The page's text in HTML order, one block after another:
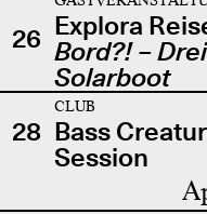
26 Explora
Bord?! –
Solarboot
28
CLUB
Bass
Session